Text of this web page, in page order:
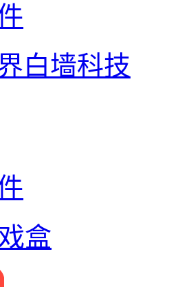
白墙科技
盒